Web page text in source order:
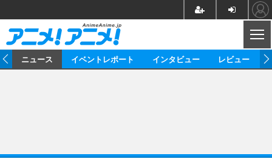
ニュース イベントレポート インタビュー レビュー